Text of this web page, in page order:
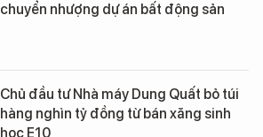
chuyển nhượng dự án bất động sản
Chủ đầu tư Nhà máy Dung Quất bỏ túi
hàng nghìn tỷ đồng từ bán xăng sinh
học E10